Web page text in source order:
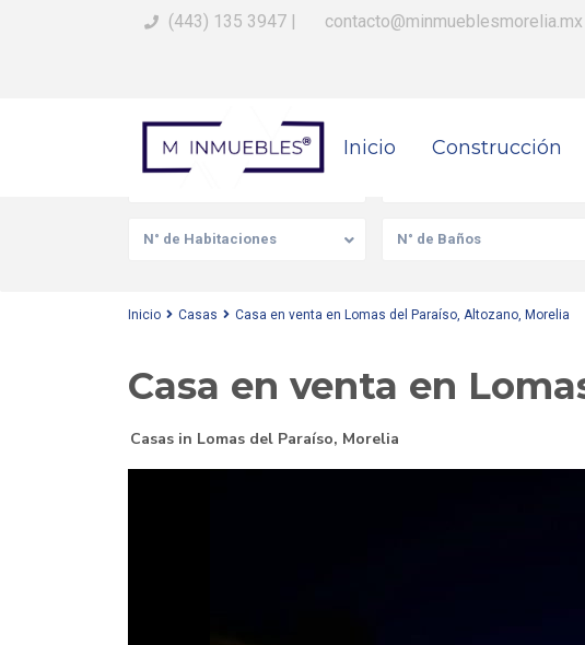
(443) 135 3947 | contacto@minmueblesmorelia.mx
Inicio Construcción
Busca Tu Propiedad
N° de Habitaciones N° de Baños
Inicio Casas Casa en venta en Lomas del Paraíso, Altozano, Morelia
Casa en venta en
Casas in Lomas del Paraíso, Morelia